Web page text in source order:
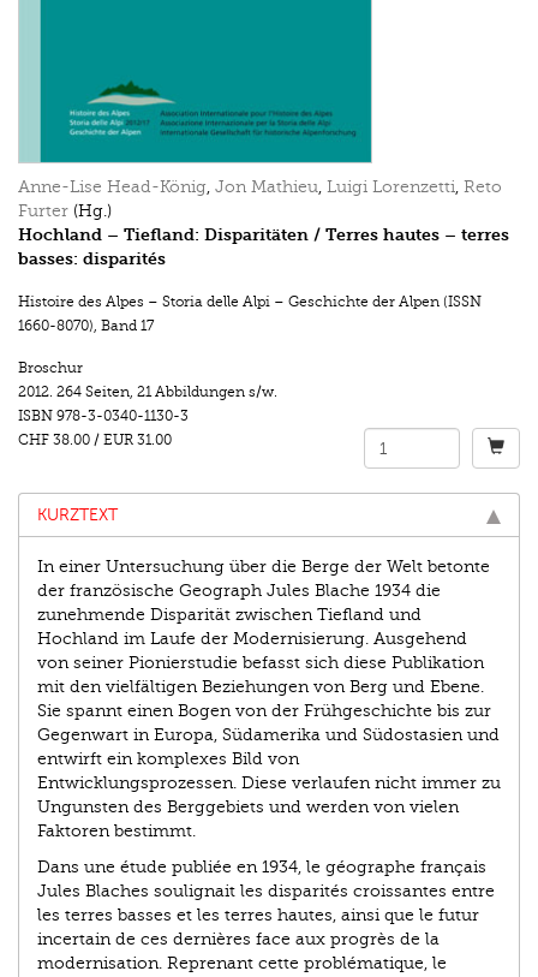
Anne-Lise Head-König, Jon Mathieu, Luigi Lorenzetti, Reto
Furter (Hg.)
Hochland – Tiefland: Disparitäten / Terres hautes – terres
basses: disparités
Histoire des Alpes – Storia delle Alpi – Geschichte der Alpen (ISSN
1660-8070), Band 17
Broschur
2012. 264 Seiten, 21 Abbildungen s/w.
ISBN 978-3-0340-1130-3
CHF 38.00 / EUR 31.00
KURZTEXT
In einer Untersuchung über die Berge der Welt betonte
der französische Geograph Jules Blache 1934 die
zunehmende Disparität zwischen Tiefland und
Hochland im Laufe der Modernisierung. Ausgehend
von seiner Pionierstudie befasst sich diese Publikation
mit den vielfältigen Beziehungen von Berg und Ebene.
Sie spannt einen Bogen von der Frühgeschichte bis zur
Gegenwart in Europa, Südamerika und Südostasien und
entwirft ein komplexes Bild von
Entwicklungsprozessen. Diese verlaufen nicht immer zu
Ungunsten des Berggebiets und werden von vielen
Faktoren bestimmt.
Dans une étude publiée en 1934, le géographe français
Jules Blaches soulignait les disparités croissantes entre
les terres basses et les terres hautes, ainsi que le futur
incertain de ces dernières face aux progrès de la
modernisation. Reprenant cette problématique, le